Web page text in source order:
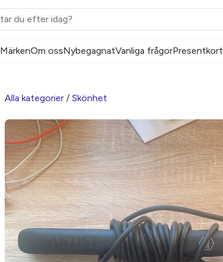
MärkenOm ossNybegagnatVanliga frågorPresentkort
Alla kategorier / Skönhet